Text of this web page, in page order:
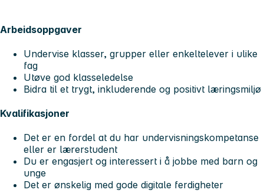
Arbeidsoppgaver
Undervise klasser, grupper eller enkeltelever i ulike
fag
Utøve god klasseledelse
Bidra til et trygt, inkluderende og positivt læringsmiljø
Kvalifikasjoner
Det er en fordel at du har undervisningskompetanse
eller er lærerstudent
Du er engasjert og interessert i å jobbe med barn og
unge
Det er ønskelig med gode digitale ferdigheter